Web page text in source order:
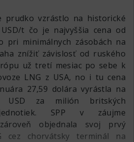
prudko vzrástlo na historické
t čo je najvyššia cena od
pri minimálnych zásobách na
znížiť závislosť od ruského
už tretí mesiac po sebe k
LNG z USA, no i tu cena
27,59 dolára vyrástla na
USD za milión britských
SPP v záujme
objednala svoj prvý
cez chorvátsky terminál na